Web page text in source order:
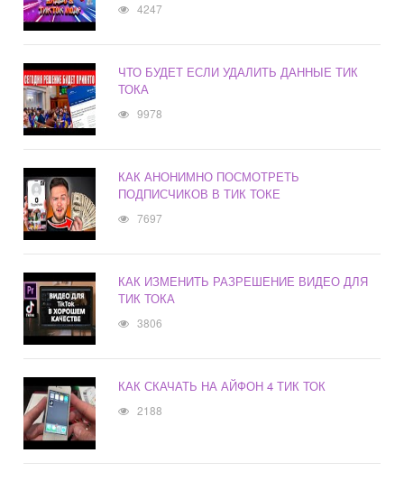
4247
ЧТО БУДЕТ ЕСЛИ УДАЛИТЬ ДАННЫЕ ТИК
ТОКА
9978
КАК АНОНИМНО ПОСМОТРЕТЬ
ПОДПИСЧИКОВ В ТИК ТОКЕ
7697
КАК ИЗМЕНИТЬ РАЗРЕШЕНИЕ ВИДЕО ДЛЯ
ТИК ТОКА
3806
КАК СКАЧАТЬ НА АЙФОН 4 ТИК ТОК
2188